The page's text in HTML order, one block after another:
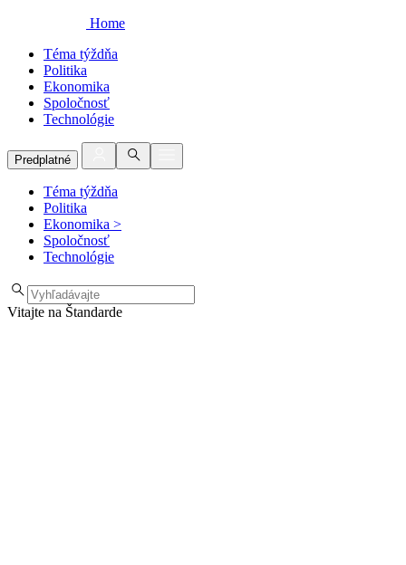
Home
Téma týždňa
Politika
Ekonomika
Spoločnosť
Technológie
Predplatné
Téma týždňa
Politika
Ekonomika >
Spoločnosť
Technológie
Vitajte na Štandarde